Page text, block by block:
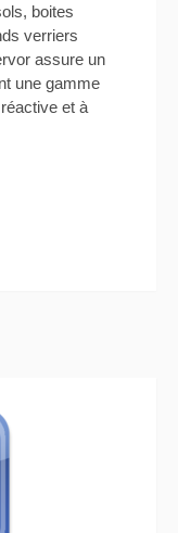
boites
verriers
assure un
une gamme
et à